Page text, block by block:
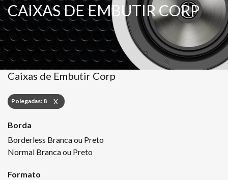
CAIXAS DE EMBUTIR CORP
Caixas de Embutir Corp
Polegadas: 8 X
Borda
Borderless Branca ou Preto
Normal Branca ou Preto
Formato